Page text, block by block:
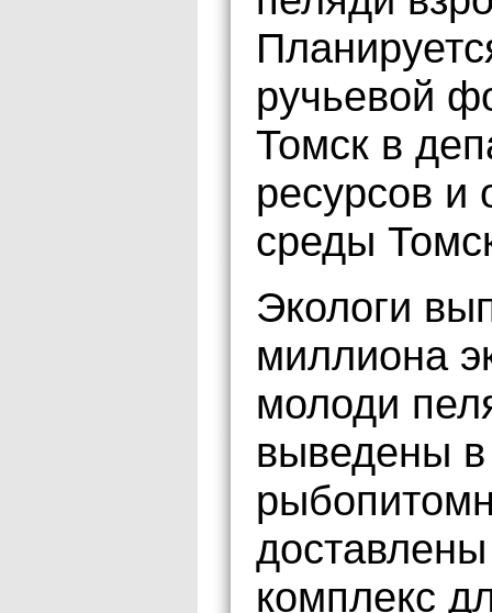
ручьевой
Томск в
ресурсов
среды
Экологи
миллиона
молоди
выведены
комплекс